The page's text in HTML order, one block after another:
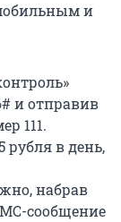
и
и отправив
111.
рубля в день,
набрав
сообщение